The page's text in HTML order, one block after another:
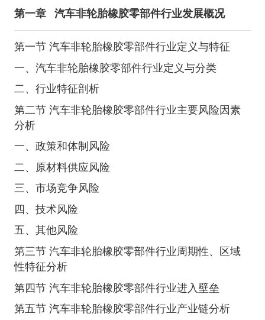
第一章 汽车非轮胎橡胶零部件行业发展概况
第一节 汽车非轮胎橡胶零部件行业定义与特征
一、汽车非轮胎橡胶零部件行业定义与分类
二、行业特征剖析
第二节 汽车非轮胎橡胶零部件行业主要风险因素
分析
一、政策和体制风险
二、原材料供应风险
三、市场竞争风险
四、技术风险
五、其他风险
第三节 汽车非轮胎橡胶零部件行业周期性、区域
性特征分析
第四节 汽车非轮胎橡胶零部件行业进入壁垒
第五节 汽车非轮胎橡胶零部件行业产业链分析